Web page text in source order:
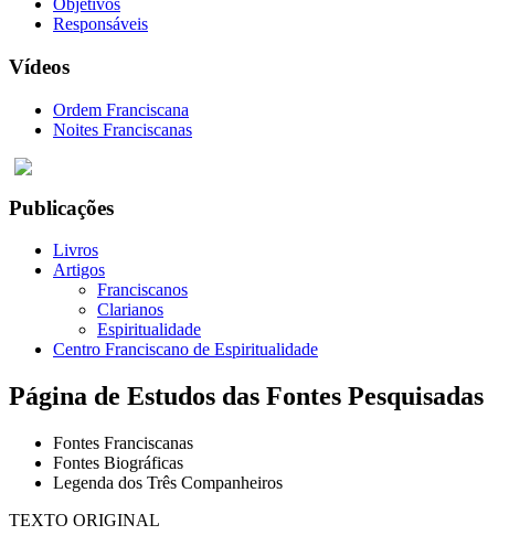
Objetivos
Responsáveis
Vídeos
Ordem Franciscana
Noites Franciscanas
Publicações
Livros
Artigos
Franciscanos
Clarianos
Espiritualidade
Centro Franciscano de Espiritualidade
Página de Estudos das Fontes Pesquisadas
Fontes Franciscanas
Fontes Biográficas
Legenda dos Três Companheiros
TEXTO ORIGINAL